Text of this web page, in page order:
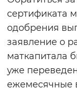
сертификата
одобрения
заявление о
маткапитала
уже
ежемесячные